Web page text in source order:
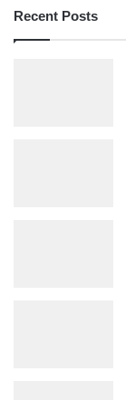
Recent Posts